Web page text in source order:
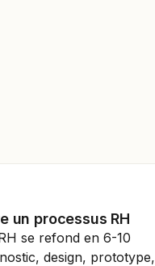
un processus RH
se refond en 6-10
design, prototype,